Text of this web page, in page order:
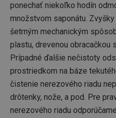
ponechať niekoľko hodín
množstvom saponátu.
šetrným mechanickým
plastu, drevenou obracačkou
Prípadné ďalšie nečistoty
prostriedkom na báze
čistenie nerezového riadu
drôtenky, nože, a pod. Pre
nerezového riadu
shopsys_abc
SERVERID